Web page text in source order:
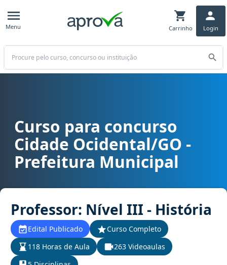
Menu Carrinho Login
Buscar
Curso para concurso Cidade Ocidental/GO - Prefeitura Municipal
Curso para concurso
Cidade Ocidental/GO -
Prefeitura Municipal
Professor: Nível III - História
Edital Publicado
Curso Completo
118 Horas de Aula
263 Videoaulas